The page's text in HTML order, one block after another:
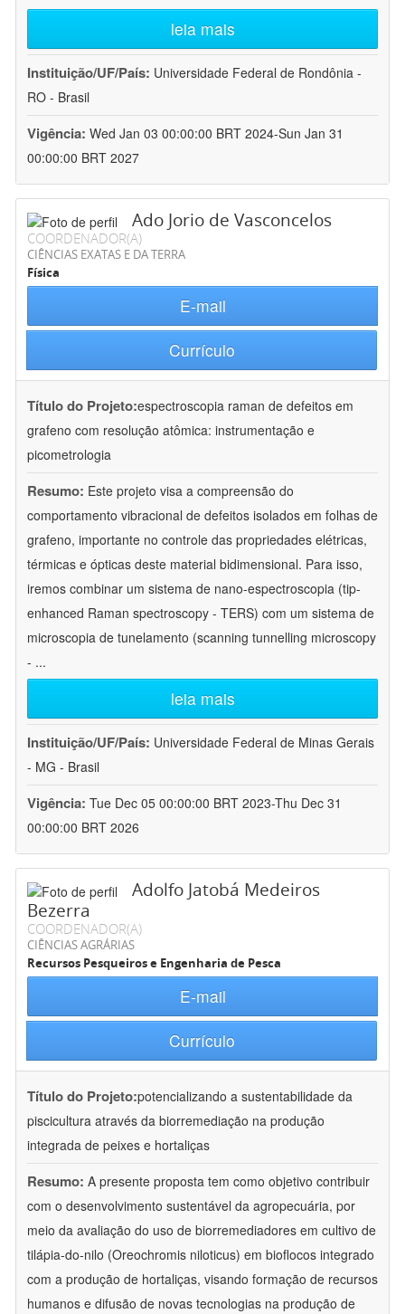
leia mais
Instituição/UF/País: Universidade Federal de Rondônia -
RO - Brasil
Vigência: Wed Jan 03 00:00:00 BRT 2024-Sun Jan 31
00:00:00 BRT 2027
Ado Jorio de Vasconcelos
COORDENADOR(A)
CIÊNCIAS EXATAS E DA TERRA
Física
E-mail
Currículo
Título do Projeto:espectroscopia raman de defeitos em
grafeno com resolução atômica: instrumentação e
picometrologia
Resumo: Este projeto visa a compreensão do
comportamento vibracional de defeitos isolados em folhas de
grafeno, importante no controle das propriedades elétricas,
térmicas e ópticas deste material bidimensional. Para isso,
iremos combinar um sistema de nano-espectroscopia (tip-
enhanced Raman spectroscopy - TERS) com um sistema de
microscopia de tunelamento (scanning tunnelling microscopy
- ...
leia mais
Instituição/UF/País: Universidade Federal de Minas Gerais
- MG - Brasil
Vigência: Tue Dec 05 00:00:00 BRT 2023-Thu Dec 31
00:00:00 BRT 2026
Adolfo Jatobá Medeiros
Bezerra
COORDENADOR(A)
CIÊNCIAS AGRÁRIAS
Recursos Pesqueiros e Engenharia de Pesca
E-mail
Currículo
Título do Projeto:potencializando a sustentabilidade da
piscicultura através da biorremediação na produção
integrada de peixes e hortaliças
Resumo: A presente proposta tem como objetivo contribuir
com o desenvolvimento sustentável da agropecuária, por
meio da avaliação do uso de biorremediadores em cultivo de
tilápia-do-nilo (Oreochromis niloticus) em bioflocos integrado
com a produção de hortaliças, visando formação de recursos
humanos e difusão de novas tecnologias na produção de